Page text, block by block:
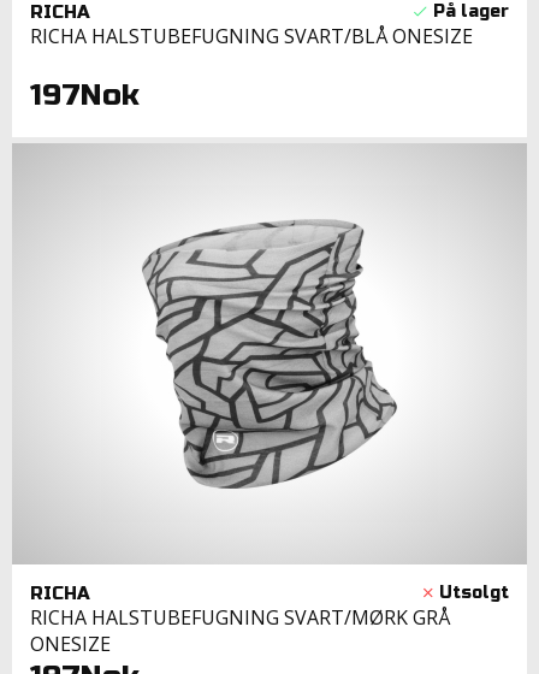
RICHA
RICHA HALSTUBEFUGNING SVART/BLÅ ONESIZE
197Nok
RICHA
RICHA HALSTUBEFUGNING SVART/MØRK GRÅ
ONESIZE